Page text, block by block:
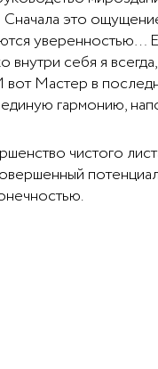
это
уверенностью…
внутри себя я
Мастер в
гармонию,
чистого